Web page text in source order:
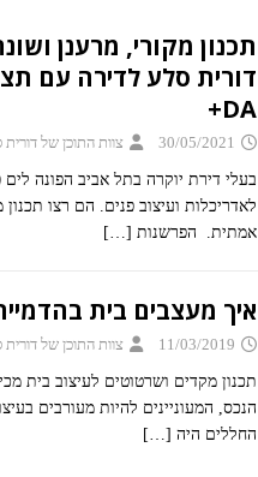
תכנון מקורי, מרענן
דורית סלע לדירה עם
DA+
30/05/2021 צוות התוכן של
בעלי דירת יוקרה בתל אביב הפונה
לאדריכלות ועיצוב פנים. הם רצו
אמתית. הפרשנות […]
איך מעצבים בית
11/03/2019 צוות התוכן של
תכנון מקדים ושרטוטים לעיצוב בית
הנכס, המעוניינים להיות מעורבים
החללים היה […]